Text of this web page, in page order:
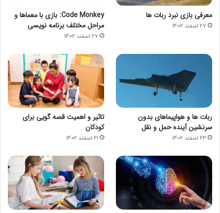
معرفی بازی نبرد ربات ها
27 اسفند 1402
Code Monkey: بازی با معماها و
مراحل مختلف برنامه نویسی
27 اسفند 1402
ربات ها و هواپیماهای بدون
سرنشین آینده حمل و نقل
23 اسفند 1402
تاثیر و اهمیت قصه گویی برای
کودکان
21 اسفند 1402